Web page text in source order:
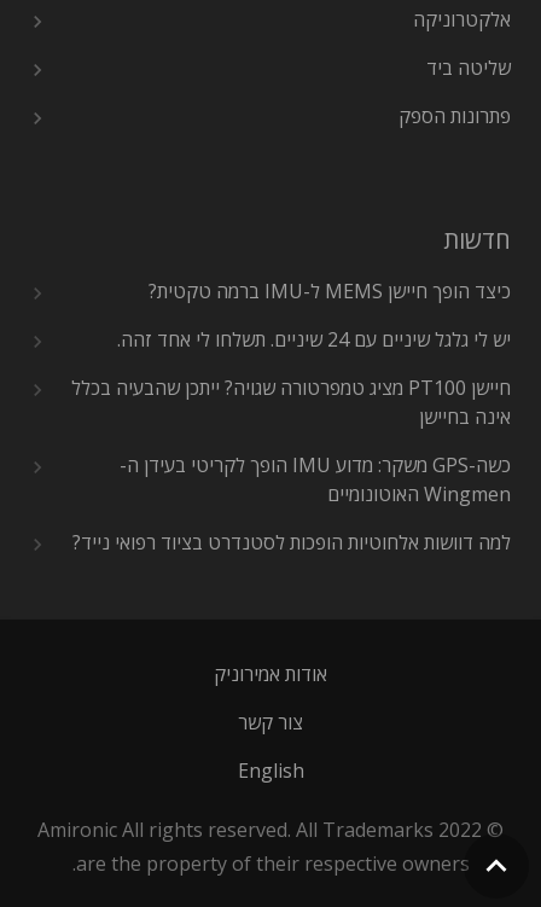
אלקטרוניקה
שליטה ביד
פתרונות הספק
חדשות
כיצד הופך חיישן MEMS ל-IMU ברמה טקטית?
יש לי גלגל שיניים עם 24 שיניים. תשלחו לי אחד זהה.
חיישן PT100 מציג טמפרטורה שגויה? ייתכן שהבעיה בכלל
אינה בחיישן
כשה-GPS משקר: מדוע IMU הופך לקריטי בעידן ה-
Wingmen האוטונומיים
למה דוושות אלחוטיות הופכות לסטנדרט בציוד רפואי נייד?
אודות אמירוניק
צור קשר
English
© 2022 Amironic All rights reserved. All Trademarks
are the property of their respective owners.